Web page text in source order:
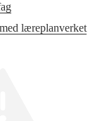
læreplanverket